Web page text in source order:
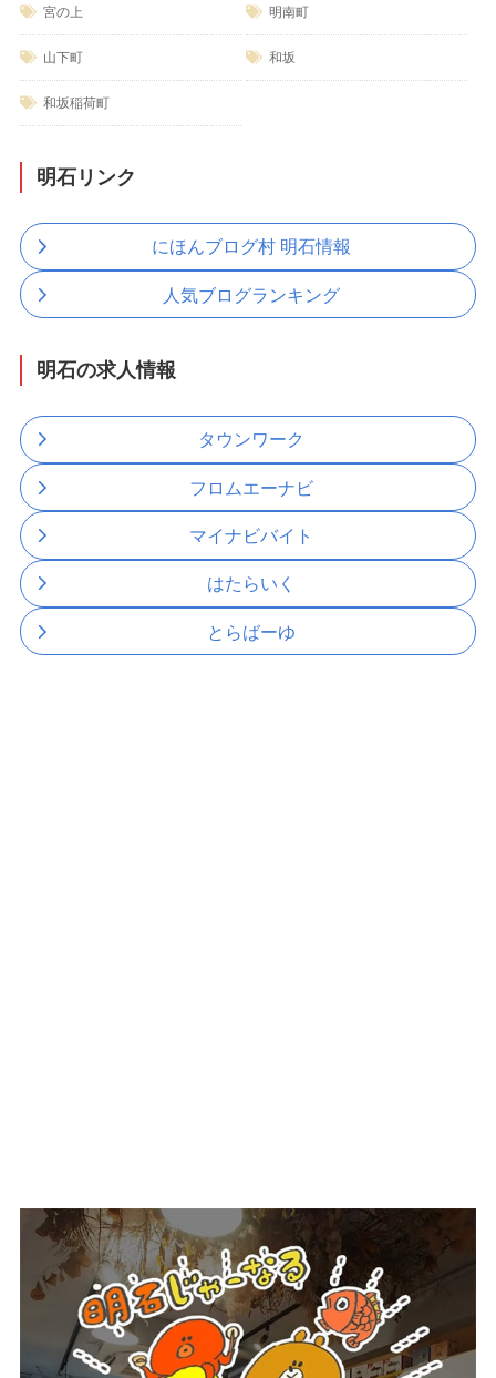
宮の上 明南町
山下町 和坂
和坂稲荷町
明石リンク
にほんブログ村 明石情報
人気ブログランキング
明石の求人情報
タウンワーク
フロムエーナビ
マイナビバイト
はたらいく
とらばーゆ